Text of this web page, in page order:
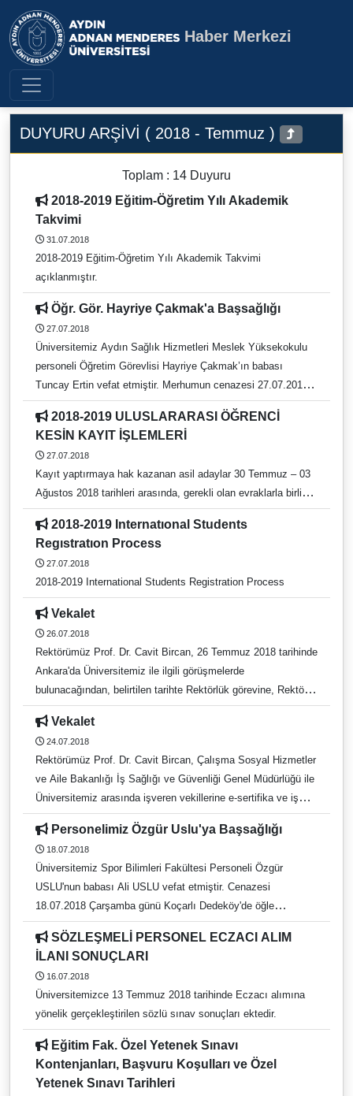
Aydın Adnan Menderes
Haber Merkezi
DUYURU ARŞİVİ ( 2018 - Temmuz )
Toplam : 14 Duyuru
Takvimi
31.07.2018
2018-2019 Eğitim-Öğretim Yılı Akademik Takvimi
açıklanmıştır.
Öğr. Gör. Hayriye Çakmak'a Başsağlığı
27.07.2018
Üniversitemiz Aydın Sağlık Hizmetleri Meslek Yüksekokulu
personeli Öğretim Görevlisi Hayriye Çakmak’ın babası
Tuncay Ertin vefat etmiştir. Merhumun cenazesi 27.07.2018
tarihinde Sultanhisar Merkez Camii’nde ikindi namazına
müteakip kılınacak cenaze namazının ardından Sultanhisar
Mezarlığı'na defnedilecektir. Merhuma Allah'tan rahmet,
yakınlarına başsağlığı dileriz.
KESİN KAYIT İŞLEMLERİ
27.07.2018
Kayıt yaptırmaya hak kazanan asil adaylar 30 Temmuz – 03
Ağustos 2018 tarihleri arasında, gerekli olan evraklarla birlikte
Aydın Adnan Menderes Üniversitesi Uluslararası İlişkiler
Koordinatörlüğüne, öğrenim ücreti yatırmadan, şahsen
gelerek kesin kayıtlarını yaptırmalıdırlar.
Regıstratıon Process
27.07.2018
2018-2019 International Students Registration Process
Vekalet
26.07.2018
Rektörümüz Prof. Dr. Cavit Bircan, 26 Temmuz 2018 tarihinde
Ankara'da Üniversitemiz ile ilgili görüşmelerde
bulunacağından, belirtilen tarihte Rektörlük görevine, Rektör
Yardımcısı Prof. Dr. Recai Tunca vekalet edecektir.
Vekalet
24.07.2018
Rektörümüz Prof. Dr. Cavit Bircan, Çalışma Sosyal Hizmetler
ve Aile Bakanlığı İş Sağlığı ve Güvenliği Genel Müdürlüğü ile
Üniversitemiz arasında işveren vekillerine e-sertifika ve iş
ekipmanları eğitimi için imzalanacak protokol kapsamında
24.07.2018 tarihinde Ankara'da bulunacağından; belirtilen
tarihte Rektörlük görevine, Rektör Yardımcısı Prof. Dr. Halil
Kırnak vekalet edecektir.
Personelimiz Özgür Uslu'ya Başsağlığı
18.07.2018
Üniversitemiz Spor Bilimleri Fakültesi Personeli Özgür
USLU'nun babası Ali USLU vefat etmiştir. Cenazesi
18.07.2018 Çarşamba günü Koçarlı Dedeköy'de öğle
namazına müteakip defnedilmiştir. Merhuma Allah'tan rahmet,
yakınlarına başsağlığı dileriz.
İLANI SONUÇLARI
16.07.2018
Üniversitemizce 13 Temmuz 2018 tarihinde Eczacı alımına
yönelik gerçekleştirilen sözlü sınav sonuçları ektedir.
Kontenjanları, Başvuru Koşulları ve Özel
Yetenek Sınavı Tarihleri